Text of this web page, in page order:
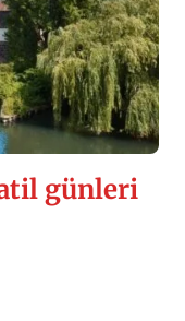
günleri